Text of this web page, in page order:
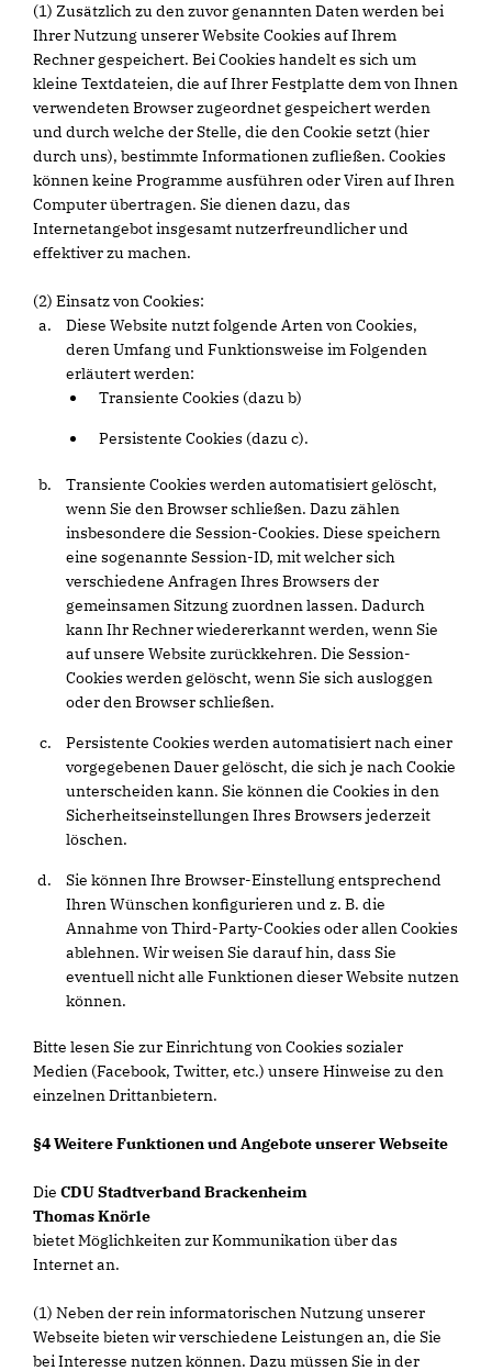
(1) Zusätzlich zu den zuvor genannten Daten werden bei
Ihrer Nutzung unserer Website Cookies auf Ihrem
Rechner gespeichert. Bei Cookies handelt es sich um
kleine Textdateien, die auf Ihrer Festplatte dem von Ihnen
verwendeten Browser zugeordnet gespeichert werden
und durch welche der Stelle, die den Cookie setzt (hier
durch uns), bestimmte Informationen zufließen. Cookies
können keine Programme ausführen oder Viren auf Ihren
Computer übertragen. Sie dienen dazu, das
Internetangebot insgesamt nutzerfreundlicher und
effektiver zu machen.
(2) Einsatz von Cookies:
Diese Website nutzt folgende Arten von Cookies,
deren Umfang und Funktionsweise im Folgenden
erläutert werden:
Transiente Cookies (dazu b)
Persistente Cookies (dazu c).
Transiente Cookies werden automatisiert gelöscht,
wenn Sie den Browser schließen. Dazu zählen
insbesondere die Session-Cookies. Diese speichern
eine sogenannte Session-ID, mit welcher sich
verschiedene Anfragen Ihres Browsers der
gemeinsamen Sitzung zuordnen lassen. Dadurch
kann Ihr Rechner wiedererkannt werden, wenn Sie
auf unsere Website zurückkehren. Die Session-
Cookies werden gelöscht, wenn Sie sich ausloggen
oder den Browser schließen.
Persistente Cookies werden automatisiert nach einer
vorgegebenen Dauer gelöscht, die sich je nach Cookie
unterscheiden kann. Sie können die Cookies in den
Sicherheitseinstellungen Ihres Browsers jederzeit
löschen.
Sie können Ihre Browser-Einstellung entsprechend
Ihren Wünschen konfigurieren und z. B. die
Annahme von Third-Party-Cookies oder allen Cookies
ablehnen. Wir weisen Sie darauf hin, dass Sie
eventuell nicht alle Funktionen dieser Website nutzen
können.
Bitte lesen Sie zur Einrichtung von Cookies sozialer
Medien (Facebook, Twitter, etc.) unsere Hinweise zu den
einzelnen Drittanbietern.
§4 Weitere Funktionen und Angebote unserer Webseite
Die CDU Stadtverband Brackenheim
Thomas Knörle
bietet Möglichkeiten zur Kommunikation über das
Internet an.
(1) Neben der rein informatorischen Nutzung unserer
Webseite bieten wir verschiedene Leistungen an, die Sie
bei Interesse nutzen können. Dazu müssen Sie in der